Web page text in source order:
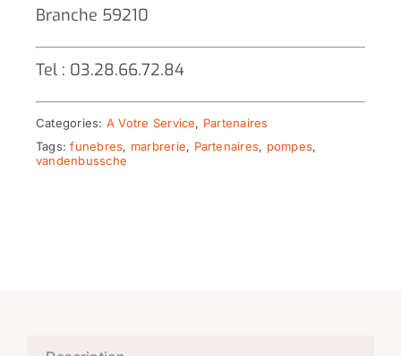
Branche 59210
Tel : 03.28.66.72.84
Categories: A Votre Service, Partenaires
Tags:funebres, marbrerie, Partenaires, pompes,
vandenbussche